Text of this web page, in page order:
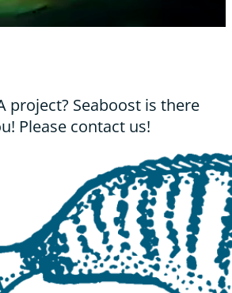
project? Seaboost is there
Please contact us!